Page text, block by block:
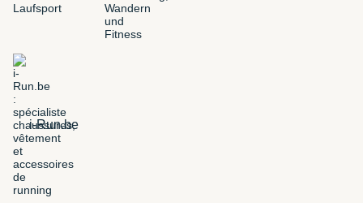
i-Run.be